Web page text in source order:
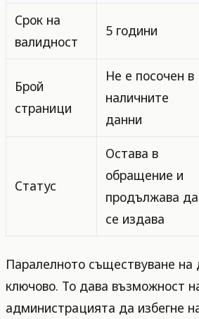
Срок на
валидност
5 години
Брой
страници
Не е посочен в
наличните
данни
Статус
Остава в
обращение и
продължава да
се издава
Паралелното съществуване
ключово. То дава възможност
администрацията да избегне